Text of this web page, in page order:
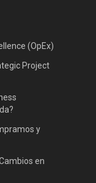
(OpEx)
Project
y
en